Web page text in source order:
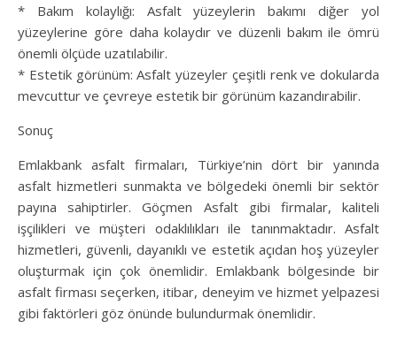
* Bakım kolaylığı: Asfalt yüzeylerin bakımı diğer yol
yüzeylerine göre daha kolaydır ve düzenli bakım ile ömrü
önemli ölçüde uzatılabilir.
* Estetik görünüm: Asfalt yüzeyler çeşitli renk ve dokularda
mevcuttur ve çevreye estetik bir görünüm kazandırabilir.
Sonuç
Emlakbank asfalt firmaları, Türkiye’nin dört bir yanında
asfalt hizmetleri sunmakta ve bölgedeki önemli bir sektör
payına sahiptirler. Göçmen Asfalt gibi firmalar, kaliteli
işçilikleri ve müşteri odaklılıkları ile tanınmaktadır. Asfalt
hizmetleri, güvenli, dayanıklı ve estetik açıdan hoş yüzeyler
oluşturmak için çok önemlidir. Emlakbank bölgesinde bir
asfalt firması seçerken, itibar, deneyim ve hizmet yelpazesi
gibi faktörleri göz önünde bulundurmak önemlidir.